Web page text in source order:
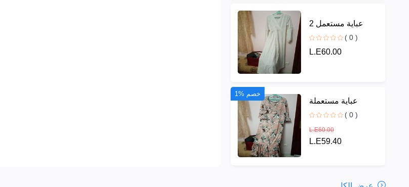
عباية مستعمل 2
( 0 )
L.E60.00
1% خصم
عباية مستعملة
( 0 )
L.E60.00
L.E59.40